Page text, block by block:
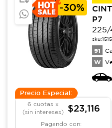
-30%
P7
225/
sku:
91
W
Precio Especial:
6 cuotas x
(sin intereses)
$23,116
Pagando con: